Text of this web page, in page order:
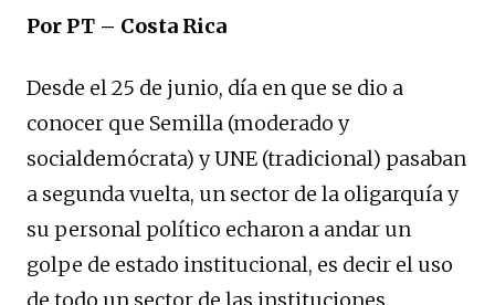
Por PT – Costa Rica
Desde el 25 de junio, día en que se dio a
conocer que Semilla (moderado y
socialdemócrata) y UNE (tradicional) pasaban
a segunda vuelta, un sector de la oligarquía y
su personal político echaron a andar un
golpe de estado institucional, es decir el uso